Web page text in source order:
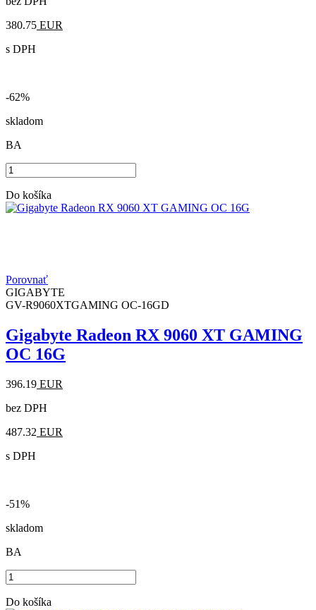
380.75 EUR
s DPH
-62%
skladom
BA
Do košíka
Porovnať
GIGABYTE
GV-R9060XTGAMING OC-16GD
Gigabyte Radeon RX 9060 XT GAMING
OC 16G
396.19 EUR
bez DPH
487.32 EUR
s DPH
-51%
skladom
BA
Do košíka